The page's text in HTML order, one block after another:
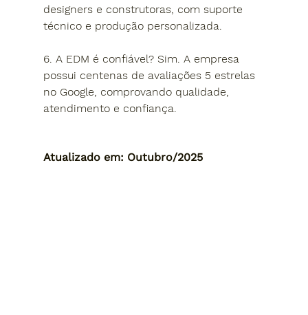
designers e construtoras, com suporte
técnico e produção personalizada.
6. A EDM é confiável? Sim. A empresa
possui centenas de avaliações 5 estrelas
no Google , comprovando qualidade,
atendimento e confiança.
Atualizado em: Outubro/2025